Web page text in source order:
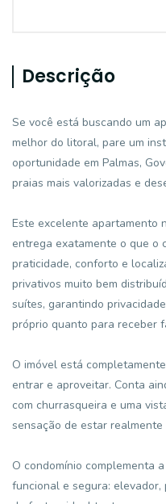
Descrição
Se você está buscando um
melhor do litoral, pare um
oportunidade em Palmas,
praias mais valorizadas e
Este excelente apartamento
entrega exatamente o que o
praticidade, conforto e
privativos muito bem
suítes, garantindo
próprio quanto para receber
O imóvel está
entrar e aproveitar. Conta
com churrasqueira e uma
sensação de estar
O condomínio complementa
funcional e segura: